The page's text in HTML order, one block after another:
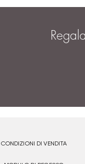
CONDIZIONI DI VENDITA